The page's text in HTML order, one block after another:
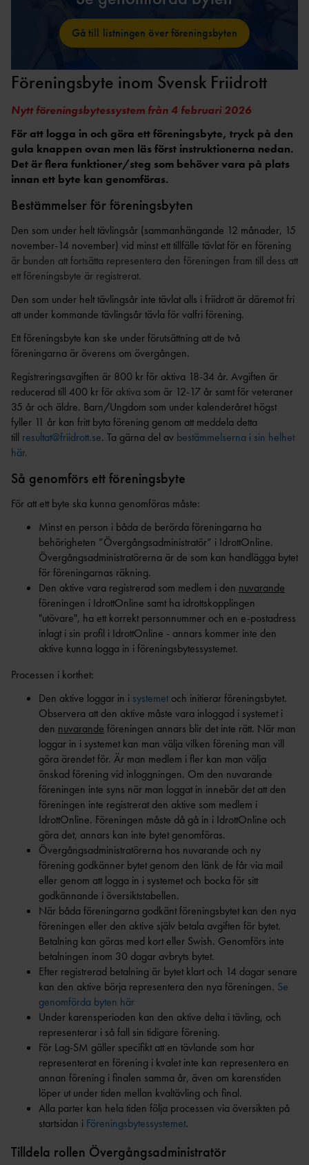
FRISKIS &
SVETTIS
VANDRIN
G
GÅN
MEDLEM I SVENSK
FRIIDROTT
HITTA
FÖRENING
STARTA
FÖRENING
FÖRSÄKRING
AR
MEDLEMSAVGI
FT
TE
DRIVA FÖRENING
ÅRSHJUL
ÅRSRAPPO
CHECKLISTA FÖR
STYRELSEN
BARN- &
UNGDOMSVERKSAMHET
ATT REKRYTERA OCH BEHÅLLA IDEELLA
LEDARE
FRIIDROTTSFOKUS -
FÖRENINGSWEBBINARIER
SAMARBETE RF-
SISU
LOK-
STÖD
IDROTTSARENAN – IDROTTENS NYA
VERKSAMHETSSYSTEM
IDROTTONLI
NE
RÅD & TIPS OM
GDPR
MÅNADENS LEDARE
2024
GUIDE FÖR
TÄVLINGSARRANGÖRER
SÖKA STÖD
PROJEKTSTÖD IF
26/27
IDROTTSKLIV
MINIORLANDSLAG
VUXEN- &
MOTIONSVERKSAMHET
EL
LEDIGA TJÄNSTER &
UPPDRAG
IDROTTSORGANISATIO
NER
OM VÅRA NIO
DISTRIKT
UPPDRAG
PRENUMERERA PÅ VÅRT
NYHETSBREV
KONTAKTA OSS
STYRELS
E
REVISORE
VALBEREDNIN
G
DISCIPLINNÄM
ND
KANS
LI
KOMMITTÉER &
T
LANDSLAGSLEDA
FÖRBUNDSSTARTE
RS
FÖRBUNDSDOMA
RE
UTBILDARE FÖR
DOMARE
UTBILDARE
STRATEGI – SVENSK FRIIDROTT
2030
GRUNDUTBILDNING FÖR
TRÄNARE
FRIIDROTTSTRÄNARE
FRIIDROTTSTRÄNARE
FRIIDROTTSTRÄNARE
STEG 3
FRIIDROTTSTRÄNARE
STEG 4
LÖPLEDAR
E
RE
FORTBILDNING TRÄNARE
EA COACHING SUMMIT SERIES MALMÖ
2026
TRÄNARFORU
M
STYRKAN MED ETT
TRÄNARTEAM
JÄMSTÄLLDHET BLAND BARN- OCH
UNGDOMSTRÄNARE
(EPOS)
ORGANISATIONS- OCH
FÖRENINGSUTVECKLING
FRIIDROTTSFÖRÄLD
ER
LEDARUTBILDNING FÖR
UNGA
VÄRDEGRUND, SPELREGLER OCH
TRYGGHET
SISU
DOMARE
TÄVLINGENS
ABC
DOMAR
FÖRBUNDSDOMA
DOMARE
GÅNG
FÖRBUNDSDOMARE
GÅNG
OCR LEVEL 1
JUDGE
OCR LEVEL 2 NATIONAL
JUDGE
FUNKTIONÄRER
DISTRIKTSSTART
ER
UTDRAG UR
BELASTNINGSREGISTRET
TRYGG
KOMMUNIKATION
SÄKER
FRIIDROTT
MATCHFIXNIN
G
KASTSÄKERH
ET
FRISK
FRIIDROTT
FRIIDROTTENS SPELREGLER -
UPPFÖRANDEKOD
DISKUSSIONSKORT FÖR
FRIIDROTTSLEDARE
DISKUSSIONSKORT
CERTIFIERIN
KONCEPTANLÄGGNINGAR
ELITANLÄGGNI
NG
FRIIDROTTSPLA
NÄRIDROTTSPLA
TS
ARENA
INOMHUS
KOMBIHA
LL
VISIONÄRA
ANLÄGGNINGAR
PARKANLÄGGNI
KASTPLAN
ER
RIKTLINJER KONCEPTUTVECKLING
ALTERNATIVA ANLÄGGNINGAR
Gå till listningen över föreningsbyten
Föreningsbyte inom Svensk Friidrott
Nytt föreningsbytessystem från 4 februari 2026
För att logga in och göra ett föreningsbyte, tryck på den
gula knappen ovan men läs först instruktionerna nedan.
Det är flera funktioner/steg som behöver vara på plats
innan ett byte kan genomföras.
Bestämmelser för föreningsbyten
Den som under helt tävlingsår (sammanhängande 12 månader, 15
november-14 november) vid minst ett tillfälle tävlat för en förening
är bunden att fortsätta representera den föreningen fram till dess att
ett föreningsbyte är registrerat.
Den som under helt tävlingsår inte tävlat alls i friidrott är däremot fri
att under kommande tävlingsår tävla för valfri förening.
Ett föreningsbyte kan ske under förutsättning att de två
föreningarna är överens om övergången.
Registreringsavgiften är 800 kr för aktiva 18-34 år. Avgiften är
reducerad till 400 kr för aktiva som är 12-17 år samt för veteraner
35 år och äldre. Barn/Ungdom som under kalenderåret högst
fyller 11 år kan fritt byta förening genom att meddela detta
till resultat@friidrott.se. Ta gärna del av bestämmelserna i sin helhet
här.
Så genomförs ett föreningsbyte
För att ett byte ska kunna genomföras måste:
Minst en person i båda de berörda föreningarna ha
behörigheten ”Övergångsadministratör” i IdrottOnline.
Övergångsadministratörerna är de som kan handlägga bytet
för föreningarnas räkning.
Den aktive vara registrerad som medlem i den nuvarande
föreningen i IdrottOnline samt ha idrottskopplingen
"utövare", ha ett korrekt personnummer och en e-postadress
inlagt i sin profil i IdrottOnline - annars kommer inte den
aktive kunna logga in i föreningsbytessystemet.
Processen i korthet:
Den aktive loggar in i systemetoch initierar föreningsbytet.
Observera att den aktive måste vara inloggad i systemet i
den nuvarande föreningen annars blir det inte rätt. När man
loggar in i systemet kan man välja vilken förening man vill
göra ärendet för. Är man medlem i fler kan man välja
önskad förening vid inloggningen. Om den nuvarande
föreningen inte syns när man loggat in innebär det att den
föreningen inte registrerat den aktive som medlem i
IdrottOnline. Föreningen måste då gå in i IdrottOnline och
göra det, annars kan inte bytet genomföras.
Övergångsadministratörerna hos nuvarande och ny
förening godkänner bytet genom den länk de får via mail
eller genom att logga in i systemet och bocka för sitt
godkännande i översiktstabellen.
När båda föreningarna godkänt föreningsbytet kan den nya
föreningen eller den aktive själv betala avgiften för bytet.
Betalning kan göras med kort eller Swish. Genomförs inte
betalningen inom 30 dagar avbryts bytet.
Efter registrerad betalning är bytet klart och 14 dagar senare
kan den aktive börja representera den nya föreningen. Se
genomförda byten här
Under karensperioden kan den aktive delta i tävling, och
representerar i så fall sin tidigare förening.
För Lag-SM gäller specifikt att en tävlande som har
representerat en förening i kvalet inte kan representera en
annan förening i finalen samma år, även om karenstiden
löper ut under tiden mellan kvaltävling och final.
Alla parter kan hela tiden följa processen via översikten på
startsidan i Föreningsbytessystemet.
Tilldela rollen Övergångsadministratör